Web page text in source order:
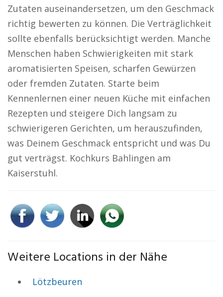
Zutaten auseinandersetzen, um den Geschmack
richtig bewerten zu können. Die Verträglichkeit
sollte ebenfalls berücksichtigt werden. Manche
Menschen haben Schwierigkeiten mit stark
aromatisierten Speisen, scharfen Gewürzen
oder fremden Zutaten. Starte beim
Kennenlernen einer neuen Küche mit einfachen
Rezepten und steigere Dich langsam zu
schwierigeren Gerichten, um herauszufinden,
was Deinem Geschmack entspricht und was Du
gut verträgst. Kochkurs Bahlingen am
Kaiserstuhl.
Weitere Locations in der Nähe
Lötzbeuren